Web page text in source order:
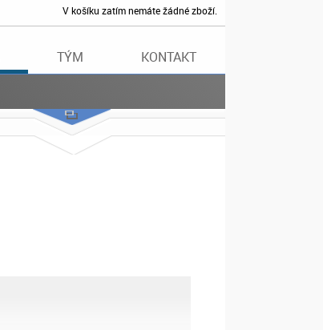
V košíku zatím nemáte žádné zboží.
TÝM KONTAKT